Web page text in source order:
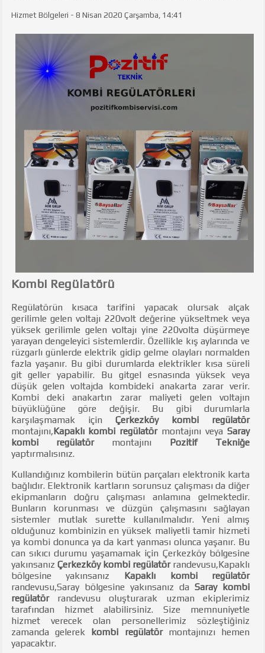
Hizmet Bölgeleri - 8 Nisan 2020 Çarşamba, 14:41
Kombi Regülatörü
Regülatörün kısaca tarifini yapacak olursak alçak
gerilimle gelen voltajı 220volt değerine yükseltmek veya
yüksek gerilimle gelen voltajı yine 220volta düşürmeye
yarayan dengeleyici sistemlerdir. Özellikle kış aylarında ve
rüzgarlı günlerde elektrik gidip gelme olayları normalden
fazla yaşanır. Bu gibi durumlarda elektrikler kısa süreli
git geller yapabilir. Bu gitgel esnasında yüksek veya
düşük gelen voltajda kombideki anakarta zarar verir.
Kombi deki anakartın zarar maliyeti gelen voltajın
büyüklüğüne göre değişir. Bu gibi durumlarla
karşılaşmamak için Çerkezköy kombi regülatör
montajını,Kapaklı kombi regülatörmontajını veyaSaray
kombi regülatörmontajını Pozitif Tekniğe
yaptırmalısınız.
Kullandığınız kombilerin bütün parçaları elektronik karta
bağlıdır. Elektronik kartların sorunsuz çalışması da diğer
ekipmanların doğru çalışması anlamına gelmektedir.
Bunların korunması ve düzgün çalışmasını sağlayan
sistemler mutlak surette kullanılmalıdır. Yeni almış
olduğunuz kombinizin en yüksek maliyetli tamir hizmeti
ya kombi donunca ya da kart yanması olunca yaşanır. Bu
can sıkıcı durumu yaşamamak için Çerkezköy bölgesine
yakınsanız Çerkezköy kombi regülatörrandevusu,Kapaklı
bölgesine yakınsanız Kapaklı kombi regülatör
randevusu,Saray bölgesine yakınsanız daSaray kombi
regülatörrandevusu oluşturarak uzman ekiplerimiz
tarafından hizmet alabilirsiniz. Size memnuniyetle
hizmet verecek olan personellerimiz sözleştiğiniz
zamanda gelerek kombi regülatör montajınızı hemen
yapacaktır.